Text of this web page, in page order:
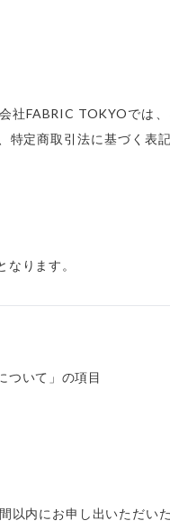
社FABRIC TOKYOでは
特定商取引法に基づく表
なります。
ついて」の項目
以内にお申し出いただい